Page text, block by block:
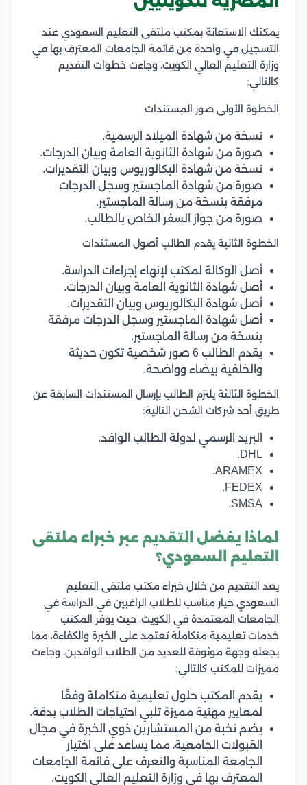
يمكنك الاستعانة بمكتب ملتقى التعليم السعودي عند
التسجيل في واحدة من قائمة الجامعات المعترف بها في
وزارة التعليم العالي الكويت، وجاءت خطوات التقديم
كالتالي:
الخطوة الأولى صور المستندات
نسخة من شهادة الميلاد الرسمية.
صورة من شهادة الثانوية العامة وبيان الدرجات.
نسخة من شهادة البكالوريوس وبيان التقديرات.
صورة من شهادة الماجستير وسجل الدرجات
مرفقة بنسخة من رسالة الماجستير.
صورة من جواز السفر الخاص بالطالب.
الخطوة الثانية يقدم الطالب أصول المستندات
أصل الوكالة لمكتب لإنهاء إجراءات الدراسة.
أصل شهادة الثانوية العامة وبيان الدرجات.
أصل شهادة البكالوريوس وبيان التقديرات.
أصل شهادة الماجستير وسجل الدرجات مرفقة
بنسخة من رسالة الماجستير.
يقدم الطالب 6 صور شخصية تكون حديثة
والخلفية بيضاء وواضحة.
الخطوة الثالثة يلتزم الطالب بإرسال المستندات السابقة عن
طريق أحد شركات الشحن التالية:
البريد الرسمي لدولة الطالب الوافد.
DHL.
ARAMEX.
FEDEX.
SMSA.
لماذا يفضل التقديم عبر خبراء ملتقى
التعليم السعودي؟
يعد التقديم من خلال خبراء مكتب ملتقى التعليم
السعودي خيار مناسب للطلاب الراغبين في الدراسة في
الجامعات المعتمدة في الكويت، حيث يوفر المكتب
خدمات تعليمية متكاملة تعتمد على الخبرة والكفاءة، مما
يجعله وجهة موثوقة للعديد من الطلاب الوافدين، وجاءت
مميزات للمكتب كالتالي:
يقدم المكتب حلول تعليمية متكاملة وفقًا
لمعايير مهنية مميزة تلبي احتياجات الطلاب بدقة.
يضم نخبة من المستشارين ذوي الخبرة في مجال
القبولات الجامعية، مما يساعد على اختيار
الجامعة المناسبة والتعرف على قائمة الجامعات
المعترف بها في وزارة التعليم العالي الكويت.